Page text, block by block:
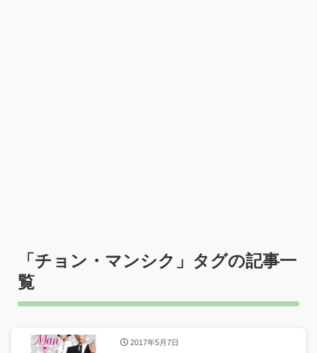
「チョン・マンシク 」タグの記事一
覧
2017年5月7日